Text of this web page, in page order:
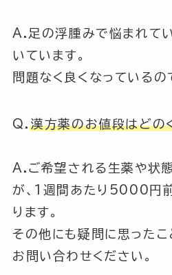
A.足の浮腫みで悩まれて
いています。
問題なく良くなっているの
Q.漢方薬のお値段はどの
A.ご希望される生薬や状
が、1週間あたり5000円
ります。
その他にも疑問に思った
お問い合わせください。